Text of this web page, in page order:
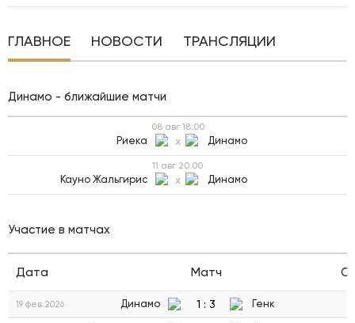
ГЛАВНОЕ НОВОСТИ ТРАНСЛЯЦИИ
Динамо - ближайшие матчи
08 авг 18:00
Риека x Динамо
11 авг 20:00
Кауно Жальгирис x Динамо
Участие в матчах
Дата Матч
19 фев 2026 Динамо 1 : 3 Генк